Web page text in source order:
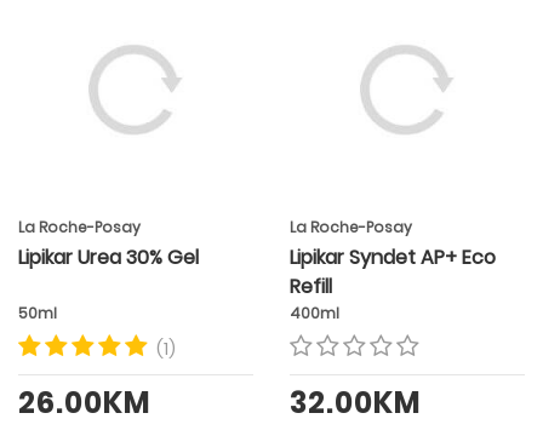
La Roche-Posay
Lipikar Urea 30% Gel
50ml
(1)
26.00KM
La Roche-Posay
Lipikar Syndet AP+ Eco
Refill
400ml
32.00KM